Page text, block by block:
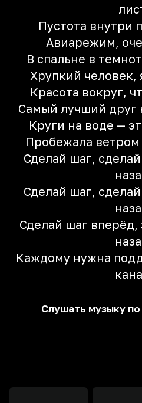
Пустота внутри
Авиарежим,
В спальне в
Хрупкий человек,
Красота вокруг,
Самый лучший друг
Круги на воде —
Пробежала ветром
Сделай шаг,
Сделай шаг,
Сделай шаг вперёд,
Каждому нужна
Слушать музыку